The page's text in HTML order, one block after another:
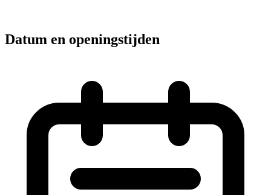
Datum en openingstijden